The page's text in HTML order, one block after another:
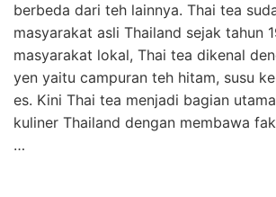
berbeda dari teh lainnya. Thai tea
masyarakat asli Thailand sejak tahun
masyarakat lokal, Thai tea dikenal
yen yaitu campuran teh hitam, susu
es. Kini Thai tea menjadi bagian
kuliner Thailand dengan membawa
…